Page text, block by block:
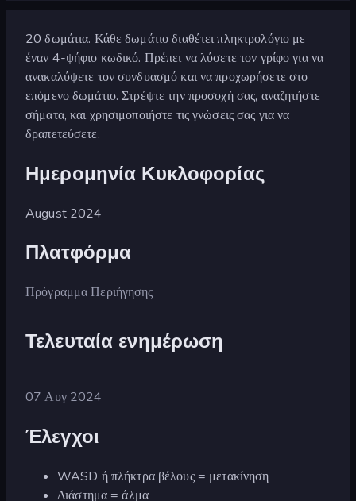
20 δωμάτια. Κάθε δωμάτιο διαθέτει πληκτρολόγιο με
έναν 4-ψήφιο κωδικό. Πρέπει να λύσετε τον γρίφο για να
ανακαλύψετε τον συνδυασμό και να προχωρήσετε στο
επόμενο δωμάτιο. Στρέψτε την προσοχή σας, αναζητήστε
σήματα, και χρησιμοποιήστε τις γνώσεις σας για να
δραπετεύσετε.
Ημερομηνία Κυκλοφορίας
August 2024
Πλατφόρμα
Πρόγραμμα Περιήγησης
Τελευταία ενημέρωση
07 Αυγ 2024
Έλεγχοι
WASD ή πλήκτρα βέλους = μετακίνηση
Διάστημα = άλμα